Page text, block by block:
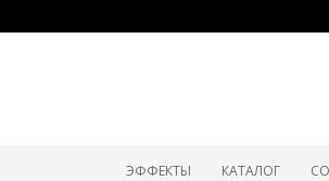
ЭФФЕКТЫ КАТАЛОГ